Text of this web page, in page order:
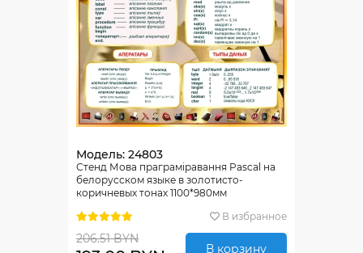
Модель: 24803
Стенд Мова праграмiравання Pascal на
белорусском языке в золотисто-
коричневых тонах 1100*980мм
В избранное
206.51 BYN
В корзину